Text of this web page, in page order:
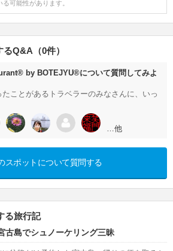
可能性があります。
Q&A（0件）
by BOTEJYU®について質問してみよ
ことがあるトラベラーのみなさんに、いっ
…他
スポットについて質問する
る旅行記
古島でシュノーケリング三昧